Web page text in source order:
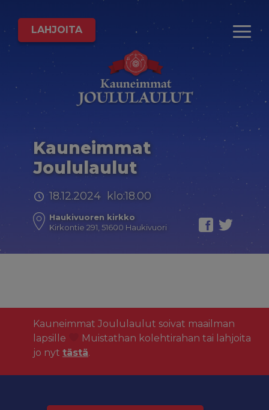
LAHJOITA
Kauneimmat
Joululaulut
18.12.2024 klo:18.00
Haukivuoren kirkko
Kirkontie 291, 51600 Haukivuori
Kauneimmat Joululaulut soivat maailman
lapsille
Muistathan kolehtirahan tai lahjoita
jo nyt tästä.